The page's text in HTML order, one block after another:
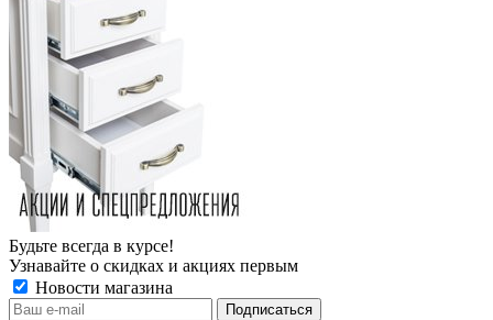
Будьте всегда в курсе!
Узнавайте о скидках и акциях первым
Новости магазина